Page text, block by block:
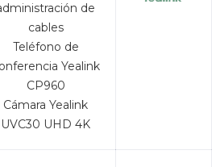
de
cables
Teléfono de
Yealink
CP960
Cámara Yealink
UVC30 UHD 4K